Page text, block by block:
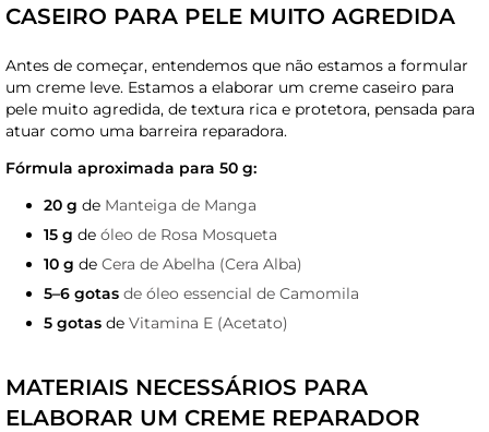
CASEIRO PARA PELE MUITO AGREDIDA
Antes de começar, entendemos que não estamos a formular
um creme leve. Estamos a elaborar um creme caseiro para
pele muito agredida, de textura rica e protetora, pensada para
atuar como uma barreira reparadora.
Fórmula aproximada para 50 g:
20 g de Manteiga de Manga
15 g de óleo de Rosa Mosqueta
10 g de Cera de Abelha (Cera Alba)
5–6 gotas de óleo essencial de Camomila
5 gotas de Vitamina E (Acetato)
MATERIAIS NECESSÁRIOS PARA
ELABORAR UM CREME REPARADOR